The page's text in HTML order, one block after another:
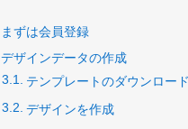
まずは会員登録
デザインデータの作成
テンプレートのダウンロー
デザインを作成